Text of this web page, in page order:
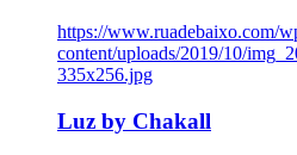
https://www.ruadebaixo.com/
content/uploads/2019/10/
335x256.jpg
Luz by Chakall